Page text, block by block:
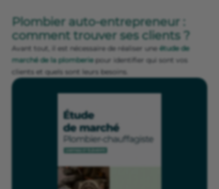
Plombier auto-entrepreneur :
comment trouver ses clients ?
Avant tout, il est nécessaire de réaliser une étude de
marché de la plomberiepour identifier qui sont vos
clients et quels sont leurs besoins.